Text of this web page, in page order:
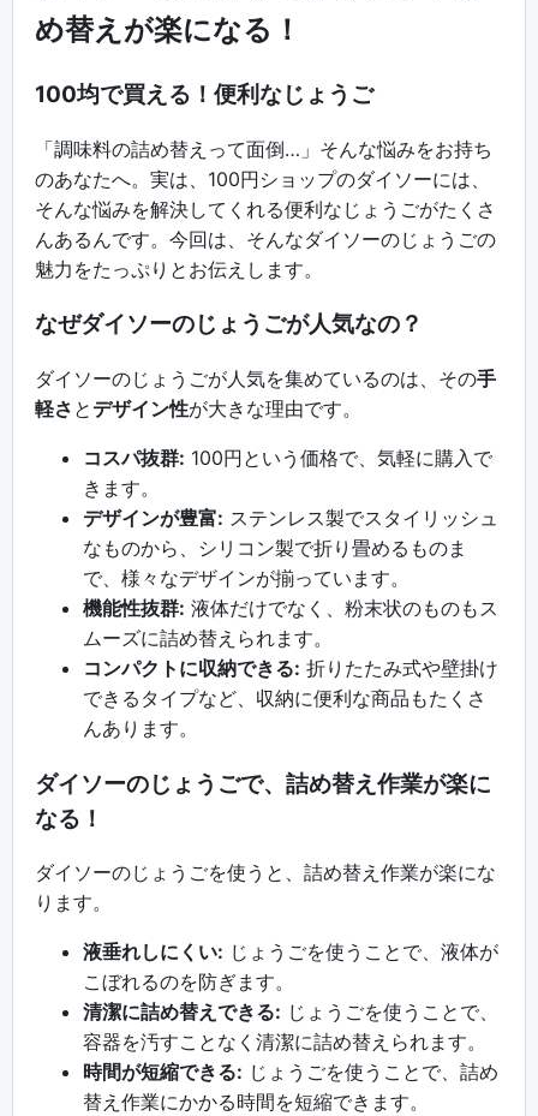
め替えが楽になる！
100均で買える！便利なじょうご
「調味料の詰め替えって面倒…」そんな悩みをお持ち
のあなたへ。実は、100円ショップのダイソーには、
そんな悩みを解決してくれる便利なじょうごがたくさ
んあるんです。今回は、そんなダイソーのじょうごの
魅力をたっぷりとお伝えします。
なぜダイソーのじょうごが人気なの？
ダイソーのじょうごが人気を集めているのは、その手
軽さ と デザイン性が大きな理由です。
コスパ抜群: 100円という価格で、気軽に購入で
きます。
デザインが豊富: ステンレス製でスタイリッシュ
なものから、シリコン製で折り畳めるものま
で、様々なデザインが揃っています。
機能性抜群: 液体だけでなく、粉末状のものもス
ムーズに詰め替えられます。
コンパクトに収納できる: 折りたたみ式や壁掛け
できるタイプなど、収納に便利な商品もたくさ
んあります。
ダイソーのじょうごで、詰め替え作業が楽に
なる！
ダイソーのじょうごを使うと、詰め替え作業が楽にな
ります。
液垂れしにくい: じょうごを使うことで、液体が
こぼれるのを防ぎます。
清潔に詰め替えできる: じょうごを使うことで、
容器を汚すことなく清潔に詰め替えられます。
時間が短縮できる: じょうごを使うことで、詰め
替え作業にかかる時間を短縮できます。